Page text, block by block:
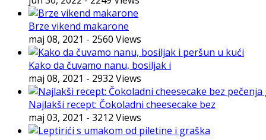
Brze vikend makarone
maj 08, 2021 - 2560 Views
Kako da čuvamo nanu, bosiljak i
maj 08, 2021 - 2932 Views
Najlakši recept: Čokoladni cheesecake bez
maj 03, 2021 - 3212 Views